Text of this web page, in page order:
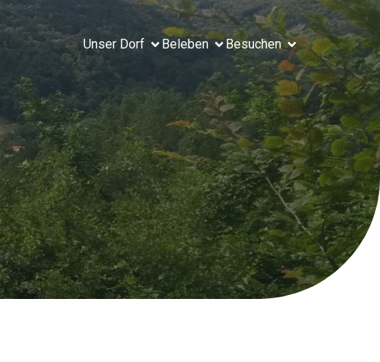
Unser Dorf Beleben Besuchen